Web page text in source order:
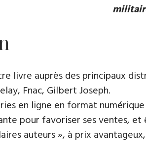
livre auprès des principaux
Fnac, Gilbert Joseph.
en ligne en format
pour favoriser ses ventes, et
auteurs », à prix